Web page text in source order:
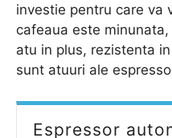
investie pentru care va
cafeaua este
atu in plus, rezistenta
sunt atuuri ale
Espressor